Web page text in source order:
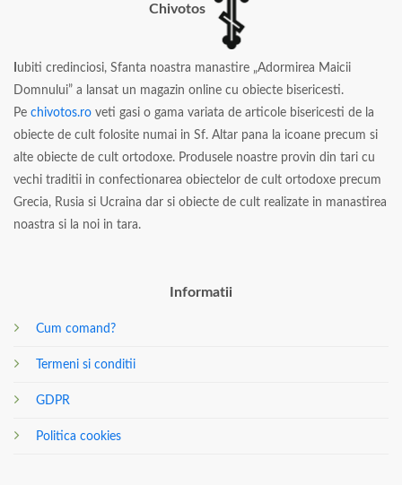
Chivotos
ubiti credinciosi, Sfanta noastra manastire „Adormirea Maicii
Domnului” a lansat un magazin online cu obiecte bisericesti.
Pe chivotos.ro veti gasi o gama variata de articole bisericesti de la
obiecte de cult folosite numai in Sf. Altar pana la icoane precum si
alte obiecte de cult ortodoxe. Produsele noastre provin din tari cu
vechi traditii in confectionarea obiectelor de cult ortodoxe precum
Grecia, Rusia si Ucraina dar si obiecte de cult realizate in manastirea
noastra si la noi in tara.
Informatii
Cum comand?
Termeni si conditii
GDPR
Politica cookies